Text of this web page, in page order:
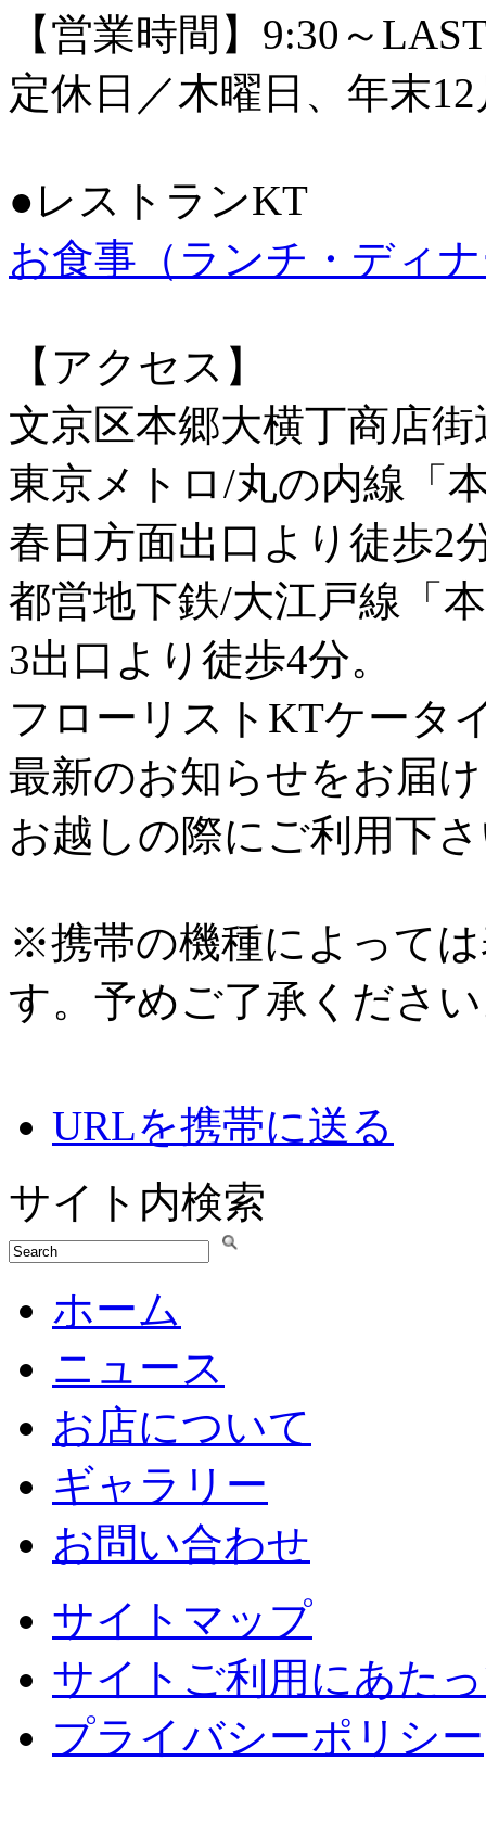
【営業時間】9:30～
定休日／木曜日、年末
●レストランKT
お食事（ランチ・ディ
【アクセス】
文京区本郷大横丁商店
東京メトロ/丸の内線「
春日方面出口より徒歩2
都営地下鉄/大江戸線「
3出口より徒歩4分。
フローリストKTケータ
最新のお知らせをお届
お越しの際にご利用下
※携帯の機種によって
す。予めご了承くださ
URLを携帯に送る
サイト内検索
ホーム
ニュース
お店について
ギャラリー
お問い合わせ
サイトマップ
サイトご利用にあた
プライバシーポリシー